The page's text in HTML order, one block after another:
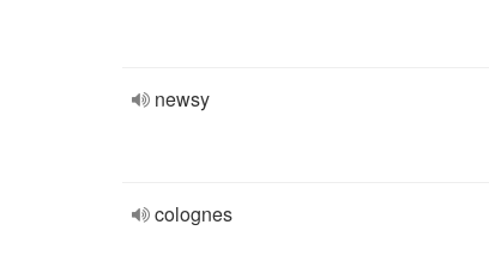
newsy
colognes